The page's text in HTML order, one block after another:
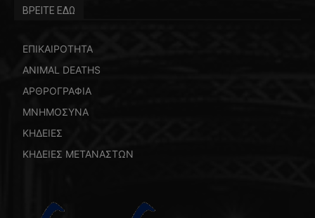
ΒΡΕΙΤΕ ΕΔΩ
ΕΠΙΚΑΙΡΟΤΗΤΑ
ANIMAL DEATHS
ΑΡΘΡΟΓΡΑΦΙΑ
ΜΝΗΜΟΣΥΝΑ
ΚΗΔΕΙΕΣ
ΚΗΔΕΙΕΣ ΜΕΤΑΝΑΣΤΩΝ